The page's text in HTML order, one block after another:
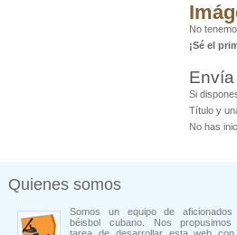
No
¡Sé el
Si
Título y
No has
Quienes somos
Somos un equipo de
béisbol cubano. Nos